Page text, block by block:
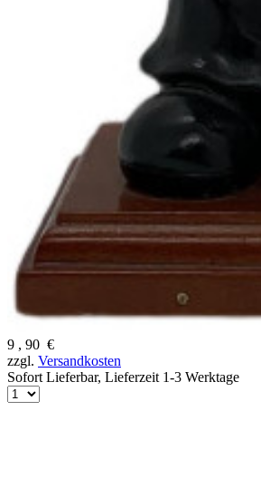
9 , 90 €
zzgl. Versandkosten
Sofort Lieferbar, Lieferzeit 1-3 Werktage